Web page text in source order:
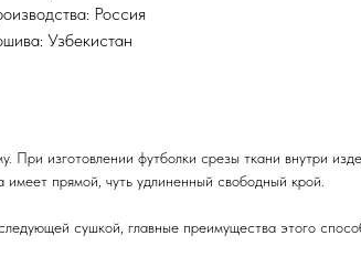
Россия
Узбекистан
изготовлении футболки срезы ткани внутри
прямой, чуть удлиненный свободный крой.
сушкой, главные преимущества этого